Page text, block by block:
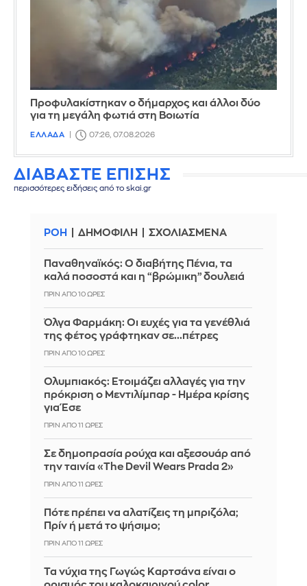
Προφυλακίστηκαν ο δήμαρχος και άλλοι δύο
για τη μεγάλη φωτιά στη Βοιωτία
ΕΛΛΑΔΑ 07:26, 07.08.2026
ΔΙΑΒΑΣΤΕ ΕΠΙΣΗΣ
περισσότερες ειδήσεις από το skai.gr
ΡΟΗ ΔΗΜΟΦΙΛΗ ΣΧΟΛΙΑΣΜΕΝΑ
Παναθηναϊκός: Ο διαβήτης Πένια, τα
καλά ποσοστά και η “βρώμικη” δουλειά
ΠΡΙΝ ΑΠΌ 10 ΏΡΕΣ
Όλγα Φαρμάκη: Οι ευχές για τα γενέθλιά
της φέτος γράφτηκαν σε...πέτρες
ΠΡΙΝ ΑΠΌ 10 ΏΡΕΣ
Ολυμπιακός: Ετοιμάζει αλλαγές για την
πρόκριση ο Μεντιλίμπαρ - Ημέρα κρίσης
για Έσε
ΠΡΙΝ ΑΠΌ 11 ΏΡΕΣ
Σε δημοπρασία ρούχα και αξεσουάρ από
την ταινία «The Devil Wears Prada 2»
ΠΡΙΝ ΑΠΌ 11 ΏΡΕΣ
Πότε πρέπει να αλατίζεις τη μπριζόλα;
Πρίν ή μετά το ψήσιμο;
ΠΡΙΝ ΑΠΌ 11 ΏΡΕΣ
Τα νύχια της Γωγώς Καρτσάνα είναι ο